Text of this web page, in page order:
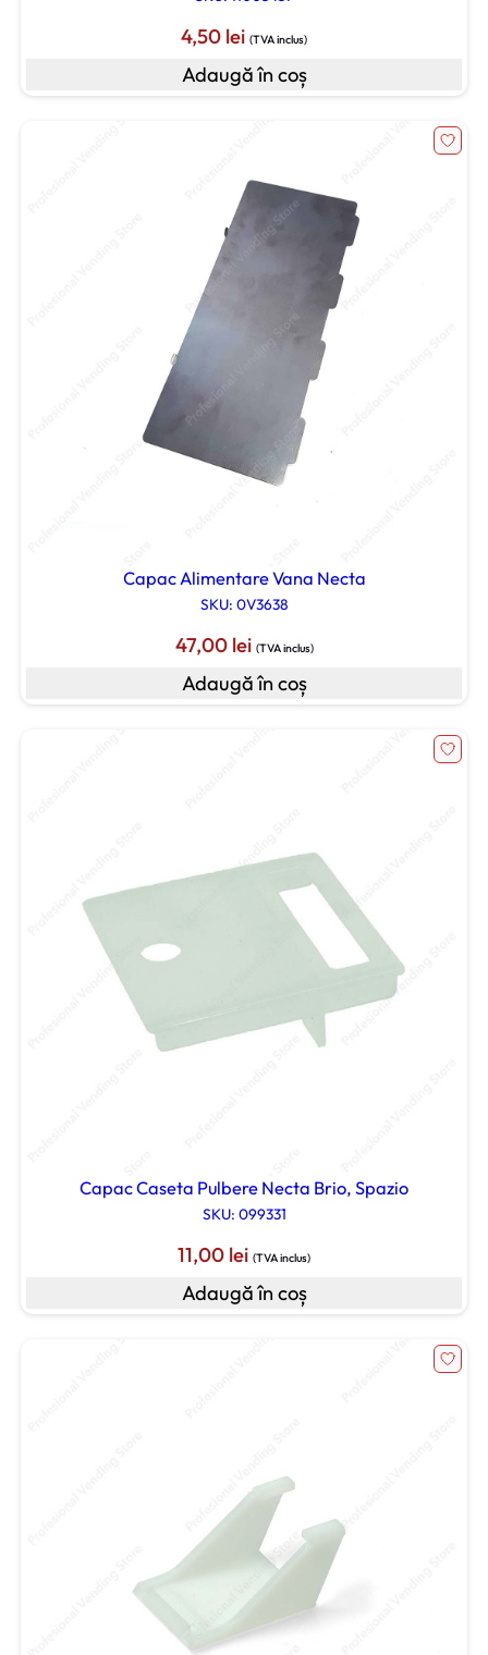
4,50 lei (TVA inclus)
Adaugă în coș
Capac Alimentare Vana Necta
SKU: 0V3638
47,00 lei (TVA inclus)
Adaugă în coș
Capac Caseta Pulbere Necta Brio, Spazio
SKU: 099331
11,00 lei (TVA inclus)
Adaugă în coș